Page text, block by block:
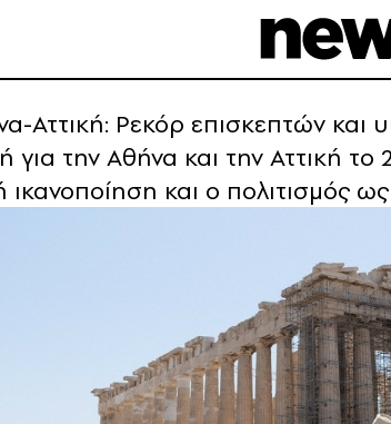
Αττική: Ρεκόρ επισκεπτών και
για την Αθήνα και την Αττική
ικανοποίηση και ο πολιτισμός